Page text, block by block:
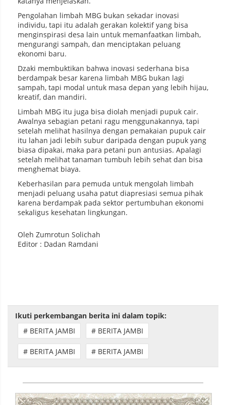
Pengolahan limbah MBG bukan sekadar inovasi
individu, tapi itu adalah gerakan kolektif yang bisa
menginspirasi desa lain untuk memanfaatkan limbah,
mengurangi sampah, dan menciptakan peluang
ekonomi baru.
Dzaki membuktikan bahwa inovasi sederhana bisa
berdampak besar karena limbah MBG bukan lagi
sampah, tapi modal untuk masa depan yang lebih hijau,
kreatif, dan mandiri.
Limbah MBG itu juga bisa diolah menjadi pupuk cair.
Awalnya sebagian petani ragu menggunakannya, tapi
setelah melihat hasilnya dengan pemakaian pupuk cair
itu lahan jadi lebih subur daripada dengan pupuk yang
biasa dipakai, maka para petani pun antusias. Apalagi
setelah melihat tanaman tumbuh lebih sehat dan bisa
menghemat biaya.
Keberhasilan para pemuda untuk mengolah limbah
menjadi peluang usaha patut diapresiasi semua pihak
karena berdampak pada sektor pertumbuhan ekonomi
sekaligus kesehatan lingkungan.
Oleh Zumrotun Solichah
Editor : Dadan Ramdani
Ikuti perkembangan berita ini dalam topik:
# BERITA JAMBI
# BERITA JAMBI
# BERITA JAMBI # BERITA JAMBI